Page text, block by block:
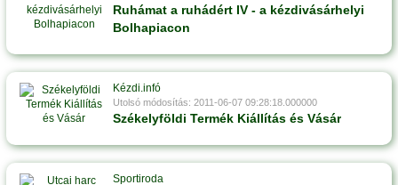
Ruhámat a ruhádért IV - a kézdivásárhelyi
Bolhapiacon
Kézdi.infó
Utolsó módosítás: 2011-06-07 09:28:18.000000
Székelyföldi Termék Kiállítás és Vásár
Sportiroda